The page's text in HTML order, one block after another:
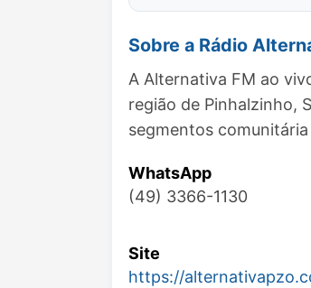
Sobre a Rádio
A Alternativa FM ao
região de Pinhalzinho,
segmentos
WhatsApp
(49) 3366-1130
Site
https://